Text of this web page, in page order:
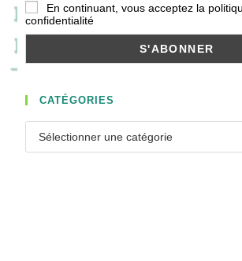
En continuant, vous acceptez la
confidentialité
CATÉGORIES